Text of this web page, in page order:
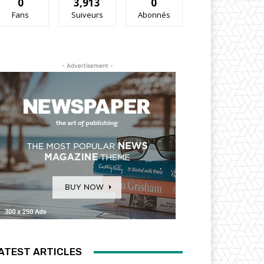
Fans Suiveurs Abonnés
- Advertisement -
ARTICLES